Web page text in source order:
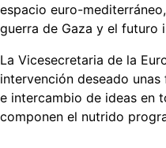
espacio euro-
guerra de Gaza y el futuro
La Vicesecretaria de la
intervención deseado
e intercambio de ideas en
componen el nutrido